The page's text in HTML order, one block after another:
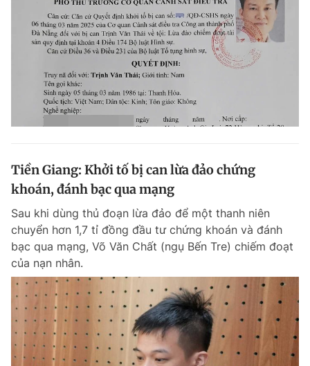
Tiền Giang: Khởi tố bị can lừa đảo chứng
khoán, đánh bạc qua mạng
Sau khi dùng thủ đoạn lừa đảo để một thanh niên
chuyển hơn 1,7 tỉ đồng đầu tư chứng khoán và đánh
bạc qua mạng, Võ Văn Chất (ngụ Bến Tre) chiếm đoạt
của nạn nhân.